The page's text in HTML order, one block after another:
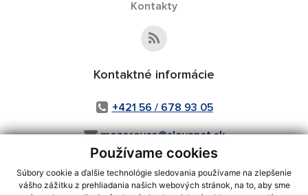
Používame cookies
Súbory cookie a ďalšie technológie sledovania používame na zlepšenie
vášho zážitku z prehliadania našich webových stránok, na to, aby sme
Kontakty
Kontaktné informácie
+421 56 / 678 93 05
mozorovce@slovanet.sk